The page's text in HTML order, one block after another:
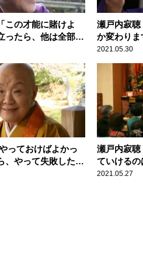
この才能に賭けよ
ったら、他は全部捨
瀬戸内寂
か変わりま
2021.05.30
っておけばよかっ
、やって失敗したほ
瀬戸内寂
ていける
計らいです
2021.05.27